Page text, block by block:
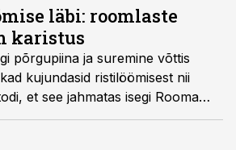
läbi: roomlaste
karistus
põrgupiina ja suremine võttis
kujundasid ristilöömisest nii
et see jahmatas isegi Rooma
olnud kaugeltki ainus ohver.